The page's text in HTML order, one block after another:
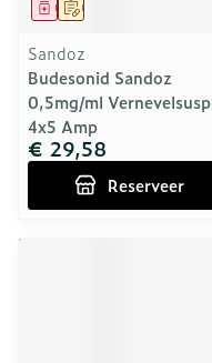
Op voorschrift
Geneesmiddel
Sandoz
Budesonid Sandoz
0,5mg/ml Vernevelsusp
4x5 Amp
€ 29,58
Reserveer